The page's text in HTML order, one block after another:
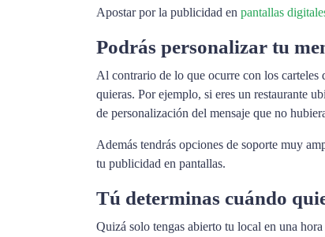
Apostar por la publicidad en pantallas
Podrás personalizar tu
Al contrario de lo que ocurre con los carteles
quieras. Por ejemplo, si eres un restaurante
de personalización del mensaje que no
Además tendrás opciones de soporte muy
tu publicidad en pantallas.
Tú determinas cuándo
Quizá solo tengas abierto tu local en una